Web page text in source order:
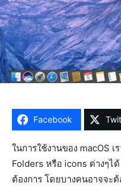
Facebook
ในการใช้งานของ macOS
Folders หรือ icons ต่างๆไ
ต้องการ โดยบางคนอาจจะ